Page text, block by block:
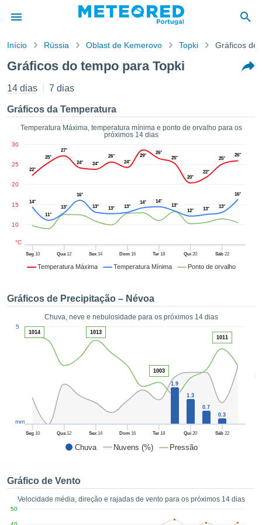
da
foi
por
para
que as
a este
e
digital
a
o
no
como
ACEITAR
CONFIGURAÇÕES
Início Rússia Oblast de Kemerovo Topki Gráficos de
Gráficos do tempo para Topki
14 dias 7 dias
Gráficos da Temperatura
Temperatura Máxima, temperatura mínima e ponto de orvalho para os
próximos 14 dias
Temperatura Máxima Temperatura Mínima Ponto de orvalho
Seg10 Qua12 Sex 14 Dom16 Ter 18 Qui 20 Sáb22
10
15
20
25
30
°C
22°
25°
27°
24° 24°
26°
24°
29°
26°
25°
20°
22°
25°
26°
14°
11°
13°
16°
13° 13° 13°
14° 14°
13°
12°
13° 13°
16°
Gráficos de Precipitação – Névoa
Chuva, neve e nebulosidade para os próximos 14 dias
Chuva Nuvens (%) Pressão
50
Seg10 Qua12 Sex 14 Dom16 Ter 18 Qui 20 Sáb22
5
mm
1.9
1.3
0.7
0.3
1014 1013
1003
1011
Gráfico de Vento
Velocidade média, direção e rajadas de vento para os próximos 14 dias
50